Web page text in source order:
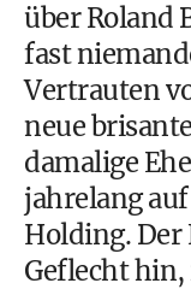
über Roland
fast
Vertrauten
neue
damalige
jahrelang
Holding. Der
Geflecht